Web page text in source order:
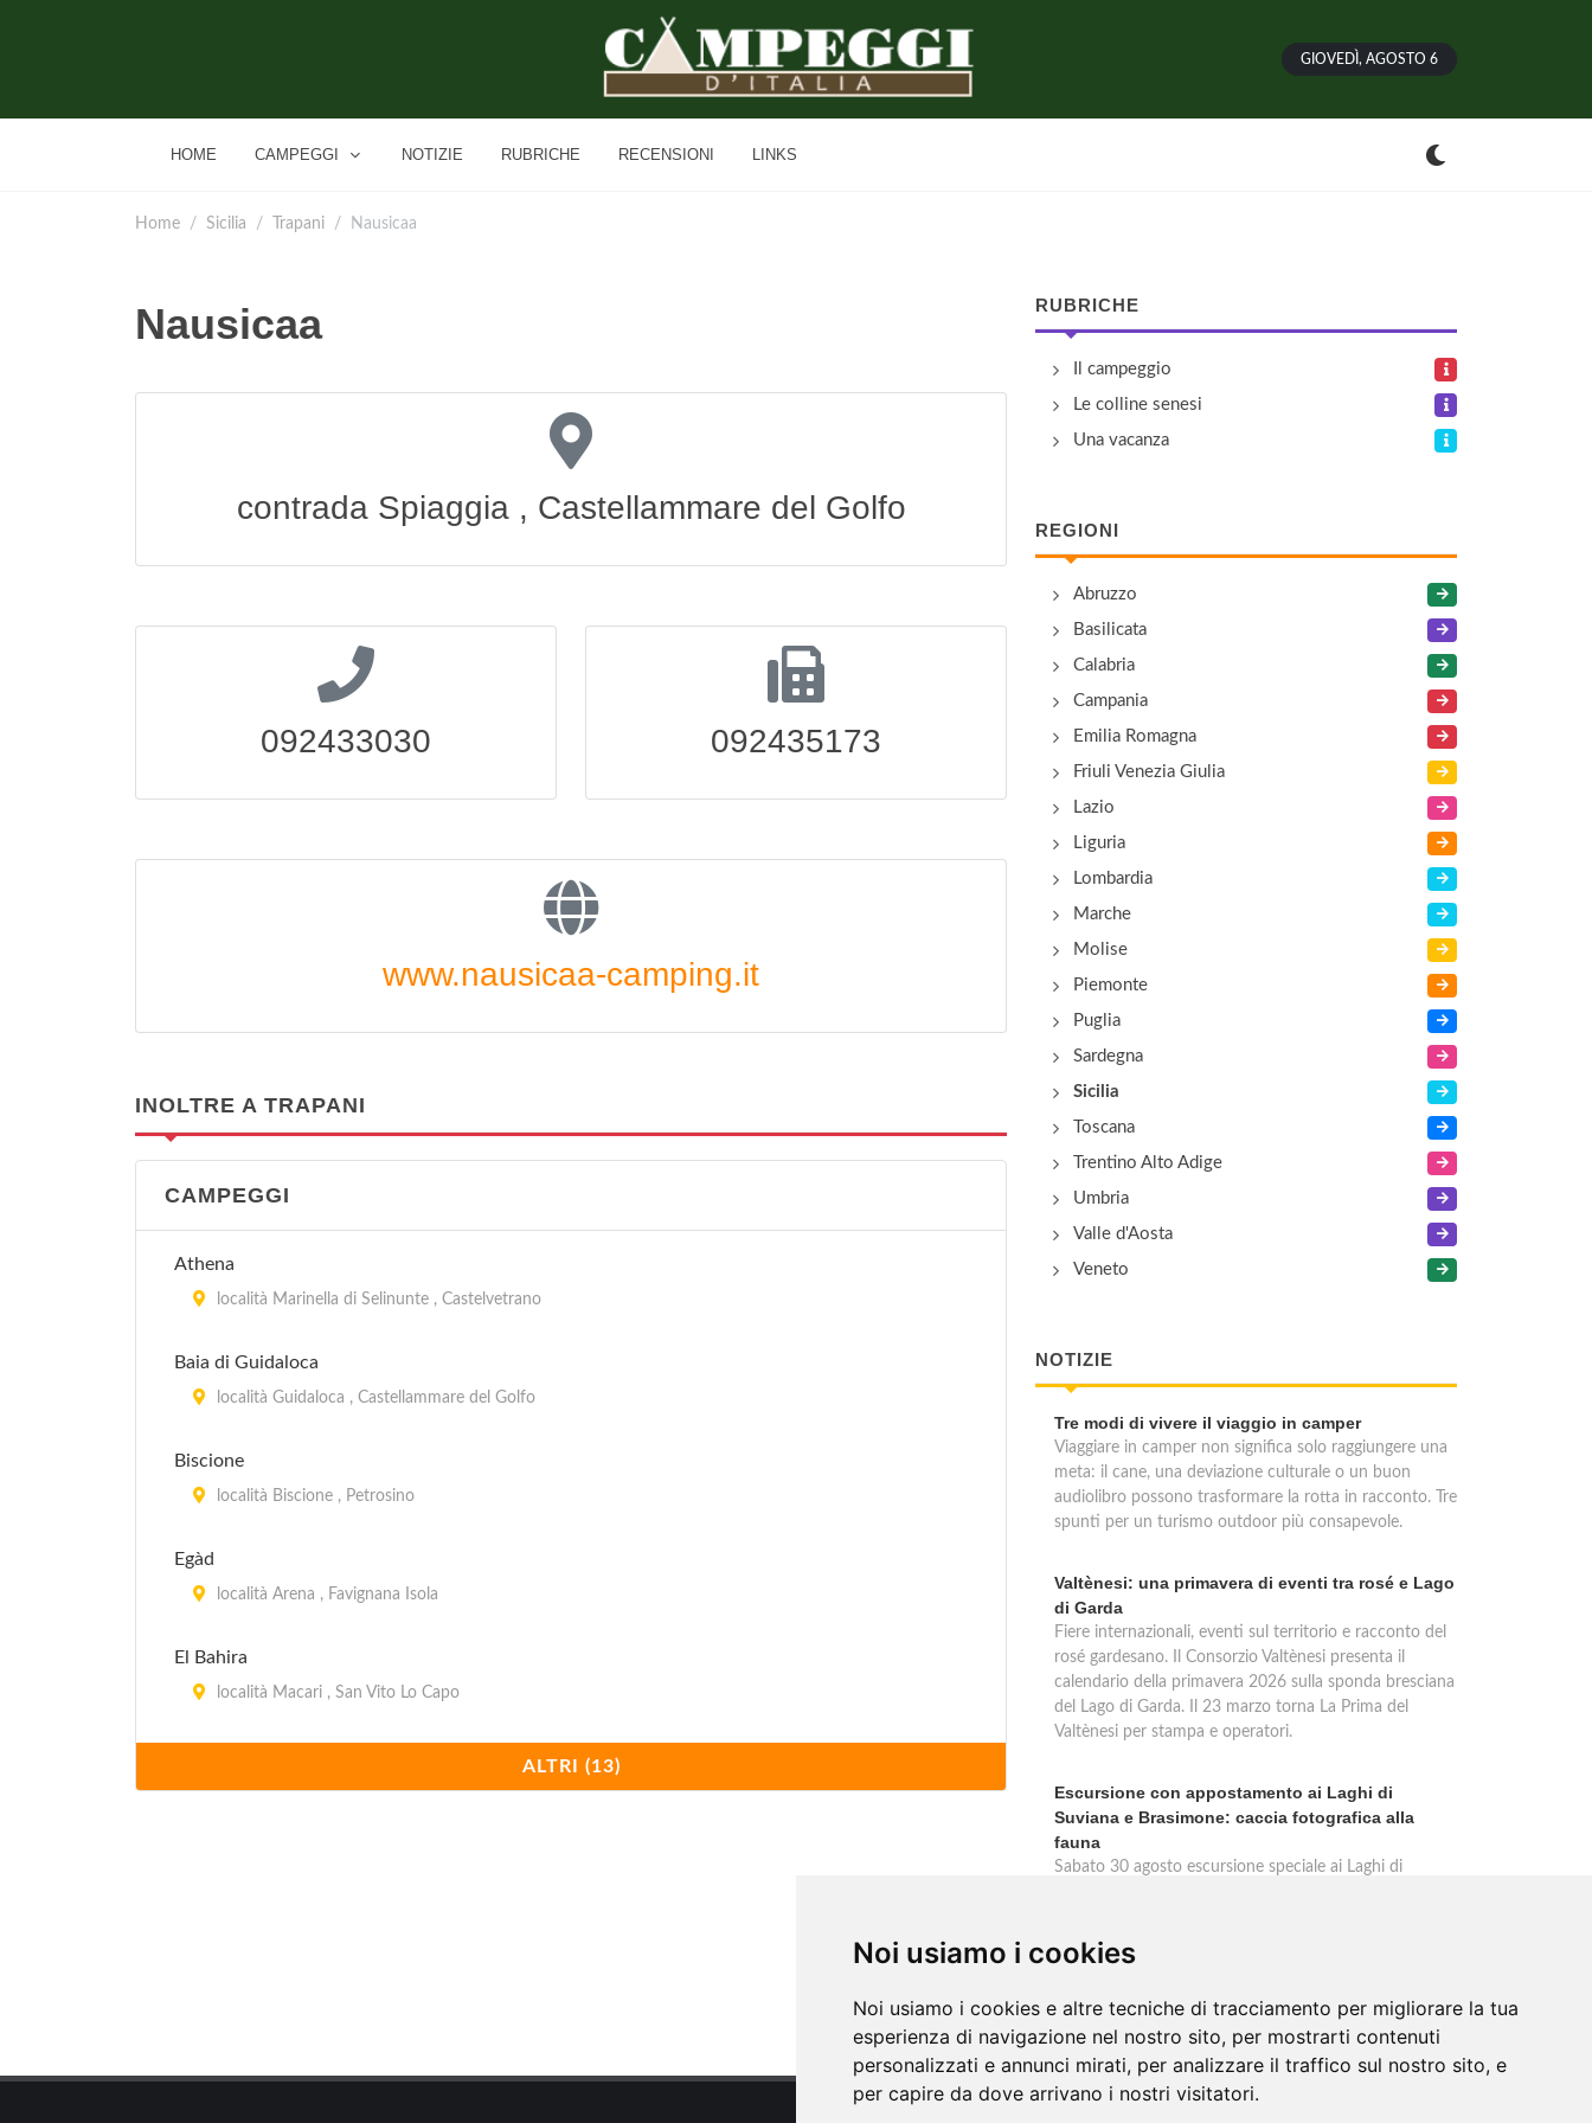
Noi usiamo i cookies
Noi usiamo i cookies e altre tecniche di tracciamento per migliorare la tua
esperienza di navigazione nel nostro sito, per mostrarti contenuti
personalizzati e annunci mirati, per analizzare il traffico sul nostro sito, e
per capire da dove arrivano i nostri visitatori.
GIOVEDÌ, AGOSTO 6
HOME CAMPEGGI NOTIZIE RUBRICHE RECENSIONI LINKS
Home Sicilia Trapani Nausicaa
Nausicaa
contrada Spiaggia , Castellammare del Golfo
092433030 092435173
www.nausicaa-camping.it
INOLTRE A TRAPANI
CAMPEGGI
Athena
località Marinella di Selinunte , Castelvetrano
Baia di Guidaloca
località Guidaloca , Castellammare del Golfo
Biscione
località Biscione , Petrosino
Egàd
località Arena , Favignana Isola
El Bahira
località Macari , San Vito Lo Capo
località Triscina di Selinunte 271, Castelvetrano
via del Secco 88, San Vito Lo Capo
ALTRI (13)
RUBRICHE
Il campeggio
Le colline senesi
Una vacanza
REGIONI
Abruzzo
Basilicata
Calabria
Campania
Emilia Romagna
Friuli Venezia Giulia
Lazio
Liguria
Lombardia
Marche
Molise
Piemonte
Puglia
Sardegna
Sicilia
Toscana
Trentino Alto Adige
Umbria
Valle d'Aosta
Veneto
NOTIZIE
Tre modi di vivere il viaggio in camper
Viaggiare in camper non significa solo raggiungere una
meta: il cane, una deviazione culturale o un buon
audiolibro possono trasformare la rotta in racconto. Tre
spunti per un turismo outdoor più consapevole.
Valtènesi: una primavera di eventi tra rosé e Lago
di Garda
Fiere internazionali, eventi sul territorio e racconto del
rosé gardesano. Il Consorzio Valtènesi presenta il
calendario della primavera 2026 sulla sponda bresciana
del Lago di Garda. Il 23 marzo torna La Prima del
Valtènesi per stampa e operatori.
Escursione con appostamento ai Laghi di
Suviana e Brasimone: caccia fotografica alla
fauna
Sabato 30 agosto escursione speciale ai Laghi di
massimo silenzio. Ritrovo Chiesa Santa Rita al
Brasimone, prenotazione obbligatoria.